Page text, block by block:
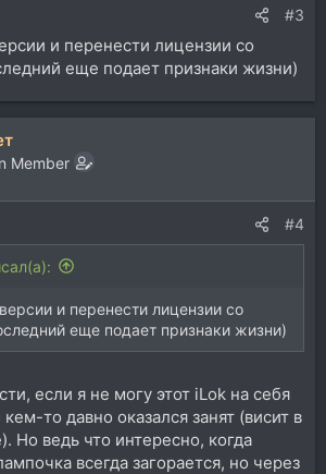
#3
и перенести лицензии со
еще подает признаки жизни)
Member
#4
и перенести лицензии со
еще подает признаки жизни)
если я не могу этот iLok на себя
то давно оказался занят (висит в
Но ведь что интересно, когда
всегда загорается, но через